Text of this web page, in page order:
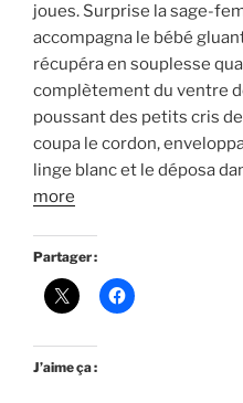
joues. Surprise la sage-
accompagna le bébé
récupéra en souplesse
complètement du ventre
poussant des petits cris
coupa le cordon,
linge blanc et le déposa
more
Partager :
J’aime ça :